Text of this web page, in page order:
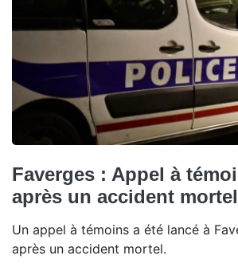
Faverges : Appel à
après un accident mortel
Un appel à témoins a été lancé à
après un accident mortel.